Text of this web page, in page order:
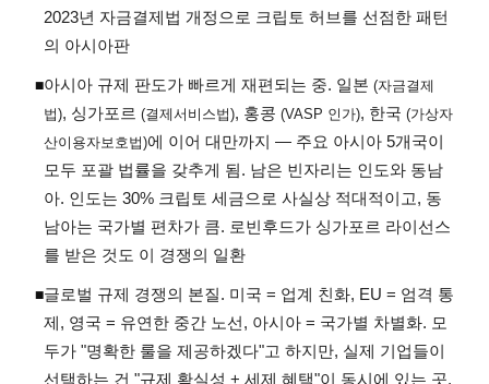
2023년 자금결제법 개정으로 크립토 허브를 선점한 패턴
의 아시아판
◾아시아 규제 판도가 빠르게 재편되는 중. 일본 (자금결제
법), 싱가포르 (결제서비스법), 홍콩 (VASP 인가), 한국 (가상자
산이용자보호법)에 이어 대만까지 — 주요 아시아 5개국이
모두 포괄 법률을 갖추게 됨. 남은 빈자리는 인도와 동남
아. 인도는 30% 크립토 세금으로 사실상 적대적이고, 동
남아는 국가별 편차가 큼. 로빈후드가 싱가포르 라이선스
를 받은 것도 이 경쟁의 일환
◾글로벌 규제 경쟁의 본질. 미국 = 업계 친화, EU = 엄격 통
제, 영국 = 유연한 중간 노선, 아시아 = 국가별 차별화. 모
두가 "명확한 룰을 제공하겠다"고 하지만, 실제 기업들이
선택하는 건 "규제 확실성 + 세제 혜택"이 동시에 있는 곳.